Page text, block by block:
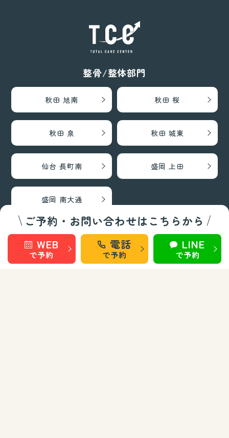
ご予約・お問い合わせはこちらから
WEB
で予約
電話
で予約
LINE
で予約
整骨/整体部門
秋田 旭南 秋田 桜
秋田 泉 秋田 城東
仙台 長町南 盛岡 上田
盛岡 南大通
巻き爪矯正・フットケア部門
秋田 旭南 秋田 泉